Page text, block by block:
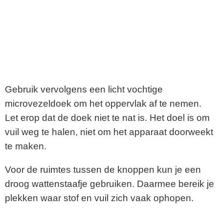
Gebruik vervolgens een licht vochtige
microvezeldoek om het oppervlak af te nemen.
Let erop dat de doek niet te nat is. Het doel is om
vuil weg te halen, niet om het apparaat doorweekt
te maken.
Voor de ruimtes tussen de knoppen kun je een
droog wattenstaafje gebruiken. Daarmee bereik je
plekken waar stof en vuil zich vaak ophopen.